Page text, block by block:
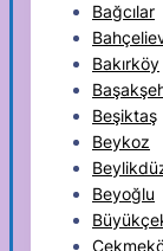
Bağcılar
Bakırköy
Beşiktaş
Beykoz
Beyoğlu